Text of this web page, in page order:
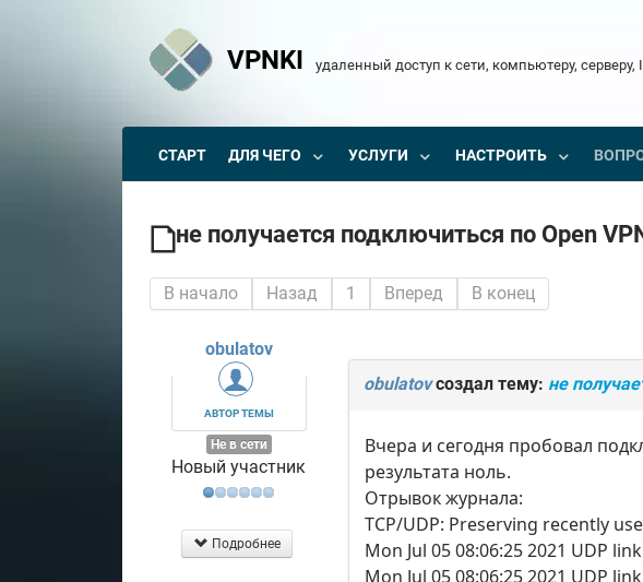
VPNKI удаленный доступ к сети, компьютеру,
СТАРТ ДЛЯ ЧЕГО УСЛУГИ НАСТРОИТЬ
не получается подключиться по Open
В начало Назад 1 Вперед В конец
obulatov
АВТОР ТЕМЫ
Не в сети
Новый участник
Подробнее
obulatovсоздал тему: не
Вчера и сегодня пробовал
результата ноль.
Отрывок журнала:
TCP/UDP: Preserving recently
Mon Jul 05 08:06:25 2021 UDP
Mon Jul 05 08:06:25 2021 UDP